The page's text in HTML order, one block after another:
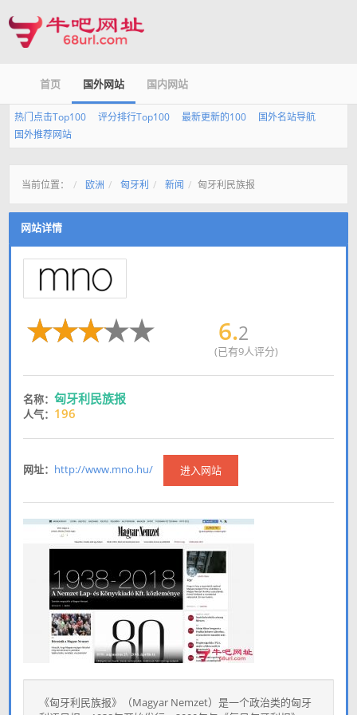
首页 国外网站 国内网站
热门点击Top100 评分排行Top100 最新更新的100
国外名站导航
国外推荐网站
当前位置： 欧洲 匈牙利 新闻 匈牙利民族报
网站详情
6.2
(已有9人评分)
名称： 匈牙利民族报
人气： 196
网址： http://www.mno.hu/ 进入网站
《匈牙利民族报》（Magyar Nemzet）是一个政治类的匈牙